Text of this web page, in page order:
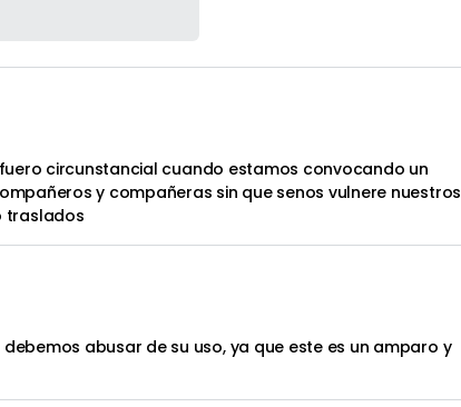
circunstancial cuando estamos convocando un
y compañeras sin que senos vulnere nuestros
traslados
abusar de su uso, ya que este es un amparo y